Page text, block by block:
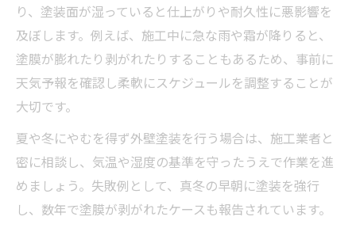
り、塗装面が湿っていると仕上がりや耐久性に悪影響を
及ぼします。例えば、施工中に急な雨や霜が降りると、
塗膜が膨れたり剥がれたりすることもあるため、事前に
天気予報を確認し柔軟にスケジュールを調整することが
大切です。
夏や冬にやむを得ず外壁塗装を行う場合は、施工業者と
密に相談し、気温や湿度の基準を守ったうえで作業を進
めましょう。失敗例として、真冬の早朝に塗装を強行
し、数年で塗膜が剥がれたケースも報告されています。